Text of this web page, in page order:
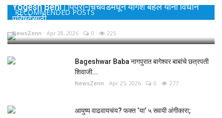
RECOMMENDED POSTS
Yogesh Behl | पिंपरी-चिंचवडमधून योगेश बहल यांना विधान
परिषदेसाठी...
NewsZenn Apr 28, 2026 0 225
Bageshwar Baba नागपुरात बागेश्वर बाबांचे छत्रपती
शिवाजी...
NewsZenn Apr 25, 2026 0 277
आयुष्य वाढवायचंय? फक्त ‘या’ ५ सवयी अंगीकारा;